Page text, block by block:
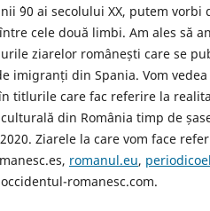
`90 ai secolului XX, putem vorbi
cele două limbi. Am ales să
ziarelor românești care se
imigranți din Spania. Vom
titlurile care fac referire la
din România timp de
Ziarele la care vom face
romanul.eu,
romanesc.com.